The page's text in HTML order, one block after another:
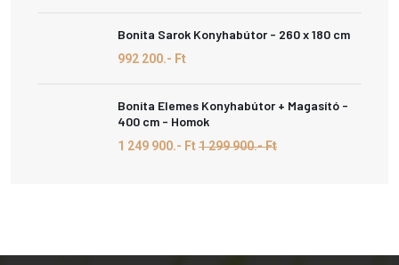
Bonita Sarok Konyhabútor - 260 x 180 cm
992 200.- Ft
Bonita Elemes Konyhabútor + Magasító -
400 cm - Homok
1 249 900.- Ft1 299 900.- Ft